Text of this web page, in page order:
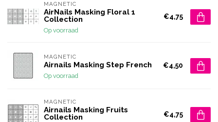
MAGNETIC
AirNails Masking Floral 1
Collection
Op voorraad
€4,75
MAGNETIC
Airnails Masking Step French
Op voorraad
€4,50
MAGNETIC
Airnails Masking Fruits
Collection
€4,75